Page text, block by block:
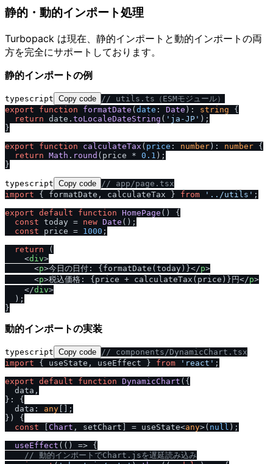
静的・動的インポート処理
Turbopack は現在、静的インポートと動的インポートの両
方を完全にサポートしております。
静的インポートの例
typescript Copy code / / utils.ts（ESMモジュール）
export
function formatDate ( date : Date ): string {
return date. toLocaleDateString ( 'ja-JP' );
}
export
function calculateTax ( price : number ): number {
return Math . round (price * 0.1 );
typescript Copy code / / app /page.tsx
import { formatDate, calculateTax } from '.. /utils' ;
export default function HomePage ( ) {
const today = new Date ();
const price = 1000 ;
return (
<div>
<p>今日の日付: {formatDate(today)}</p>
<p>税込価格: {price + calculateTax(price)}円</p>
</div>
  );
動的インポートの実装
typescript Copy code / / components /DynamicChart.tsx
import { useState, useEffect } from 'react' ;
export default function DynamicChart ( {
  data,
}: {
  data:
any [];
} ) {
const
Chart , setChart] = useState<any>( null );
useEffect ( () => {
/ / 動的インポートでChart.jsを遅延読み込み